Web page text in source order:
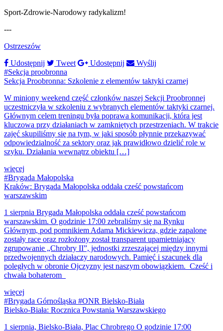
Sport-Zdrowie-Narodowy radykalizm!
---
Ostrzeszów
Udostępnij
Tweet Udostępnij
Wyślij
#Sekcja proobronna
Sekcja Proobronna: Szkolenie z elementów taktyki czarnej
W miniony weekend część członków naszej Sekcji Proobronnej
uczestniczyła w szkoleniu z wybranych elementów taktyki czarnej.
Głównym celem treningu była poprawa komunikacji, która jest
kluczowa przy działaniach w zamkniętych przestrzeniach. W trakcie
zajęć skupiliśmy się na tym, w jaki sposób płynnie przekazywać
odpowiedzialność za sektory oraz jak prawidłowo dzielić role w
szyku. Działania wewnątrz obiektu […]
więcej
#Brygada Małopolska
Kraków: Brygada Małopolska oddała cześć powstańcom
warszawskim
1 sierpnia Brygada Małopolska oddała cześć powstańcom
warszawskim. O godzinie 17:00 zebraliśmy się na Rynku
Głównym, pod pomnikiem Adama Mickiewicza, gdzie zapalone
zostały race oraz rozłożony został transparent upamietniajacy
zgrupowanie „Chrobry II”, jednostki zrzeszającej między innymi
przedwojennych działaczy narodowych. Pamięć i szacunek dla
poległych w obronie Ojczyzny jest naszym obowiązkiem. Cześć i
chwała bohaterom
więcej
#Brygada Górnośląska #ONR Bielsko-Biała
Bielsko-Biała: Rocznica Powstania Warszawskiego
1 sierpnia, Bielsko-Biała, Plac Chrobrego O godzinie 17:00